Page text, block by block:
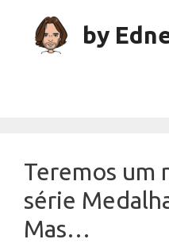
content
by
Teremos um
série
Mas…